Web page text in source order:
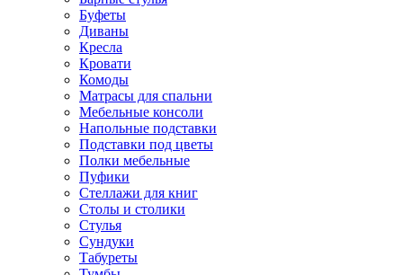
Буфеты
Диваны
Кресла
Кровати
Комоды
Матрасы для спальни
Мебельные консоли
Напольные подставки
Подставки под цветы
Полки мебельные
Пуфики
Стеллажи для книг
Столы и столики
Стулья
Сундуки
Табуреты